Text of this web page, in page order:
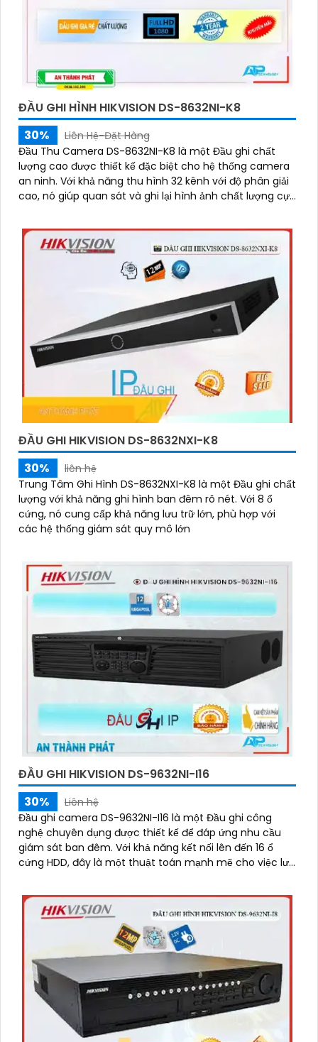
ĐẦU GHI HÌNH HIKVISION DS-8632NI-K8
30%
Liên Hệ-Đặt Hàng
Đầu Thu Camera DS-8632NI-K8 là một Đầu ghi chất
lượng cao được thiết kế đặc biệt cho hệ thống camera
an ninh. Với khả năng thu hình 32 kênh với độ phân giải
cao, nó giúp quan sát và ghi lại hình ảnh chất lượng cực
ĐẦU GHI HIKVISION DS-8632NXI-K8
30%
liên hệ
Trung Tâm Ghi Hình DS-8632NXI-K8 là một Đầu ghi chất
lượng với khả năng ghi hình ban đêm rõ nét. Với 8 ổ
cứng, nó cung cấp khả năng lưu trữ lớn, phù hợp với
các hệ thống giám sát quy mô lớn
ĐẦU GHI HIKVISION DS-9632NI-I16
30%
Liên hệ
Đầu ghi camera DS-9632NI-I16 là một Đầu ghi công
nghệ chuyên dụng được thiết kế để đáp ứng nhu cầu
giám sát ban đêm. Với khả năng kết nối lên đến 16 ổ
cứng HDD, đây là một thuật toán mạnh mẽ cho việc lưu